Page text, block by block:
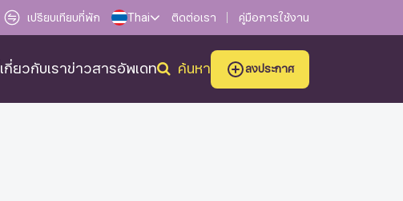
เปรียบเทียบที่พัก Thai ติดต่อเรา คู่มือการใช้งาน
เกี่ยวกับเราข่าวสารอัพเดท ค้นหา ลงประกาศ